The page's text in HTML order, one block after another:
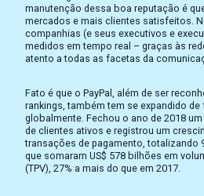
manutenção dessa boa reputação é
mercados e mais clientes satisfeitos.
companhias (e seus executivos e
medidos em tempo real – graças às
atento a todas as facetas da
Fato é que o PayPal, além de ser
rankings, também tem se expandido de
globalmente. Fechou o ano de 2018
de clientes ativos e registrou um
transações de pagamento, totalizando
que somaram US$ 578 bilhões em
(TPV), 27% a mais do que em 2017.